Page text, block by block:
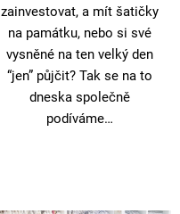
zainvestovat, a mít šatičky
na památku, nebo si své
vysněné na ten velký den
“jen” půjčit? Tak se na to
dneska společně
podíváme…